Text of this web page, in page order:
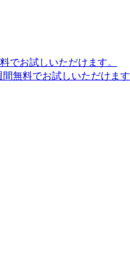
でお試しいただけます。
間無料でお試しいただけます